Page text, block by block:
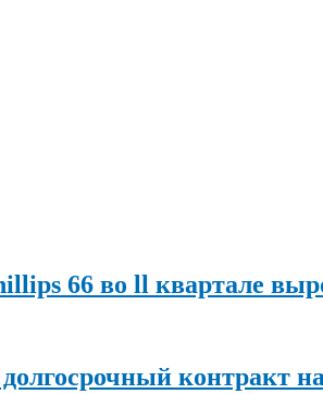
66 во ll квартале
долгосрочный контракт